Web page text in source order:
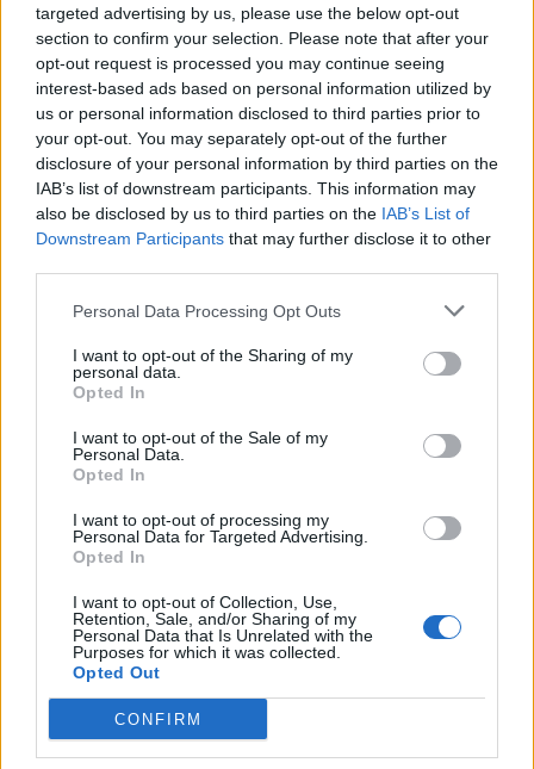
targeted advertising by us, please use the below opt-out
section to confirm your selection. Please note that after your
opt-out request is processed you may continue seeing
interest-based ads based on personal information utilized by
us or personal information disclosed to third parties prior to
your opt-out. You may separately opt-out of the further
disclosure of your personal information by third parties on the
IAB’s list of downstream participants. This information may
also be disclosed by us to third parties on the IAB’s List of
Downstream Participants that may further disclose it to other
Personal Data Processing Opt Outs
I want to opt-out of the Sharing of my
personal data.
Opted In
I want to opt-out of the Sale of my
Personal Data.
Opted In
I want to opt-out of processing my
Personal Data for Targeted Advertising.
Opted In
I want to opt-out of Collection, Use,
Retention, Sale, and/or Sharing of my
Personal Data that Is Unrelated with the
Purposes for which it was collected.
Opted Out
CONFIRM
ΤΑ ΠΙΟ ΣΗΜΑΝΤΙΚΑ
Βασίλειος Κωστέτσος για τη ρεπόρτερ του
OPEN – «Αν είχε καεί το σπίτι μου…»